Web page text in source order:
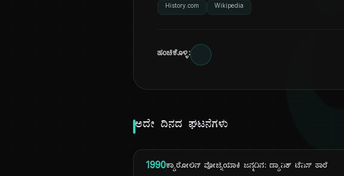
History.com Wikipedia
ಹಂಚಿಕೊಳ್ಳಿ:
ಅದೇ ದಿನದ ಘಟನೆಗಳು
1990ಕ್ಯಾರೋಲಿನ್ ವೋಜ್ನಿಯಾಕಿ ಜನ್ಮದಿನ: ಡ್ಯಾನಿಶ್ ಟೆನಿಸ್ ತಾರೆ